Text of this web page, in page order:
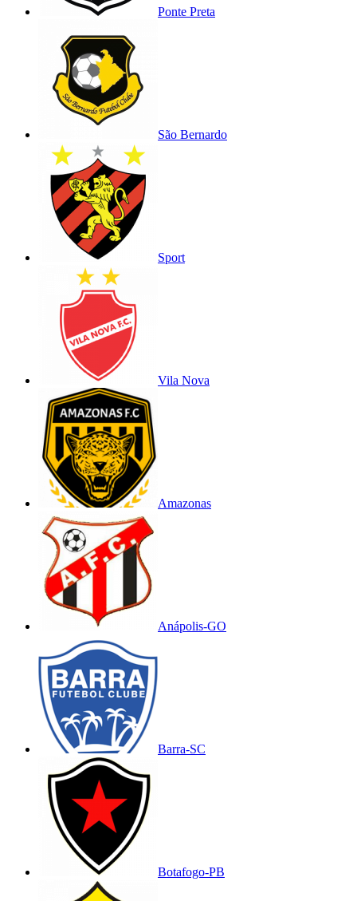
Ponte Preta
São Bernardo
Sport
Vila Nova
Amazonas
Anápolis-GO
Barra-SC
Botafogo-PB